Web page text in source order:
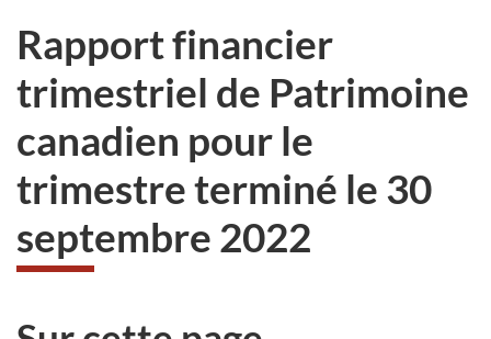
Rapport financier
trimestriel de Patrimoine
canadien pour le
trimestre terminé le 30
septembre 2022